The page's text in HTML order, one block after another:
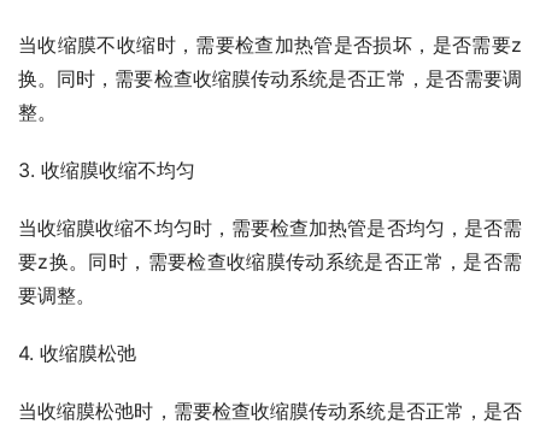
当收缩膜不收缩时，需要检查加热管是否损坏，是否需要z
换。同时，需要检查收缩膜传动系统是否正常，是否需要调
整。
3. 收缩膜收缩不均匀
当收缩膜收缩不均匀时，需要检查加热管是否均匀，是否需
要z换。同时，需要检查收缩膜传动系统是否正常，是否需
要调整。
4. 收缩膜松弛
当收缩膜松弛时，需要检查收缩膜传动系统是否正常，是否